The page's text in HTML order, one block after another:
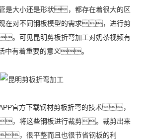
是大小还是形状，都存在着很大的区
对不同钢板模型的需求，进行剪
。可见昆明剪板折弯加工对奶茶视频有
中有着重要的意义。
官方下载钢材剪板折弯的技术，
，将这些钢板进行裁剪。裁剪出来
，很平整而且也很节省钢板的利